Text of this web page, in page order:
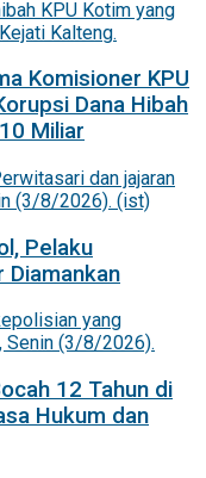
Komisioner KPU
Dana Hibah
Miliar
Pelaku
Diamankan
12 Tahun di
Hukum dan